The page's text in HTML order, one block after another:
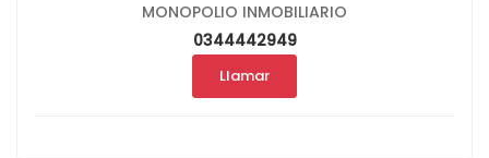
MONOPOLIO INMOBILIARIO
0344442949
Llamar